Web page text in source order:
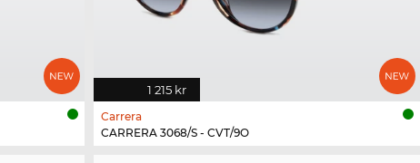
1 215 kr
Carrera
CARRERA 3068/S - CVT/9O